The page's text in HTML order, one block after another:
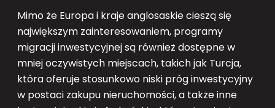
Mimo że Europa i kraje anglosaskie cieszą się
największym zainteresowaniem, programy
migracji inwestycyjnej są również dostępne w
mniej oczywistych miejscach, takich jak Turcja,
która oferuje stosunkowo niski próg inwestycyjny
w postaci zakupu nieruchomości, a także inne